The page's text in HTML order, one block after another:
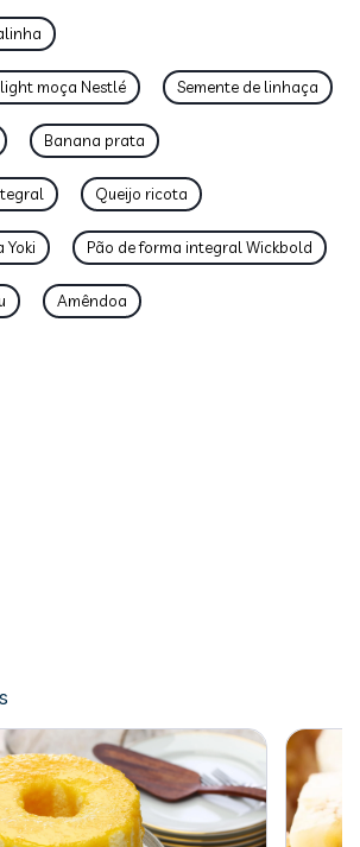
moça Nestlé Semente de linhaça
Banana prata
Queijo ricota
Yoki Pão de forma integral Wickbold
Amêndoa